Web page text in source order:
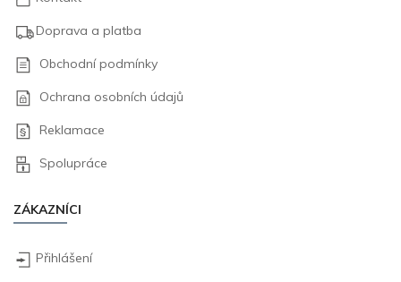
Doprava a platba
Obchodní podmínky
Ochrana osobních údajů
Reklamace
Spolupráce
ZÁKAZNÍCI
Přihlášení